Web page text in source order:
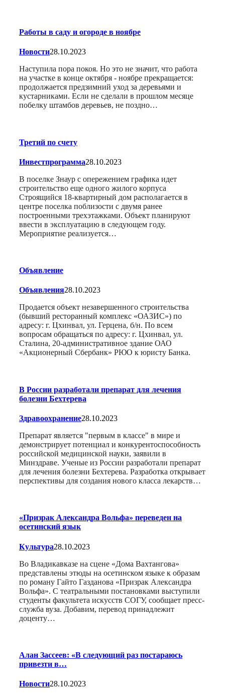
Работы в саду и огороде в ноябре
Новости28.10.2023
Наступила пора покоя. Но это не значит, что работа
на участке в конце октября - ноябре прекращается:
продолжается предзимний уход за деревьями и
кустарниками. Если не сделали в прошлом месяце
побелку штамбов деревьев, не поздно…
Третий по счету
Инвестпрограмма28.10.2023
В поселке Знаур с опережением графика идет
строительство еще одного жилого корпуса
Строящийся 18-квартирный дом располагается в
центре поселка поблизости с двумя ранее
построенными трехэтажками. Объект планируют
ввести в эксплуатацию в следующем году.
Мероприятие реализуется…
Объявление
Объявления28.10.2023
Продается объект незавершенного строительства
(бывший ресторанный комплекс «ОАЗИС») по
адресу: г. Цхинвал, ул. Герцена, б/н. По всем
вопросам обращаться по адресу: г. Цхинвал, ул.
Сталина, 20-административное здание ОАО
«Акционерный Сбербанк» РЮО к юристу Банка.
В России разработали препарат для лечения
болезни Бехтерева
Здравоохранение28.10.2023
Препарат является "первым в классе" в мире и
демонстрирует потенциал и конкурентоспособность
российской медицинской науки, заявили в
Минздраве. Ученые из России разработали препарат
для лечения болезни Бехтерева. Разработка открывает
перспективы для создания нового класса лекарств…
«Призрак Александра Вольфа» переведен на
осетинский язык
Культура28.10.2023
Во Владикавказе на сцене «Дома Вахтангова»
представлены этюды на осетинском языке к образам
по роману Гайто Газданова «Призрак Александра
Вольфа». С театральными постановками выступили
студенты факультета искусств СОГУ, сообщает пресс-
служба вуза. Добавим, перевод принадлежит
доценту…
Алан Зассеев: «В следующий раз постараюсь
привезти в…
Новости28.10.2023